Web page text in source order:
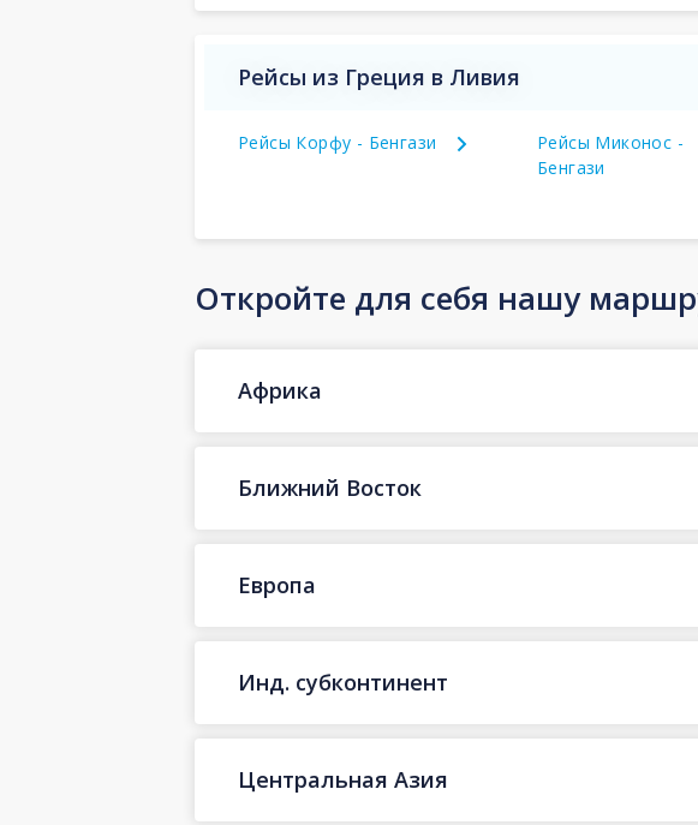
Рейсы из Греция в Ливия
Рейсы Корфу - Бенгази
Рейсы Миконос -
Бенгази
Откройте для себя нашу
Африка
Ближний Восток
Европа
Инд. субконтинент
Центральная Азия